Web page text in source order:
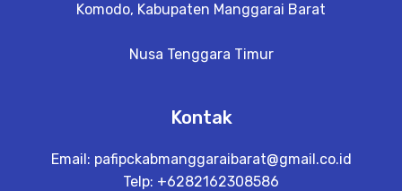
Komodo, Kabupaten Manggarai Barat
Nusa Tenggara Timur
Kontak
Email: pafipckabmanggaraibarat@gmail.co.id
Telp: +6282162308586